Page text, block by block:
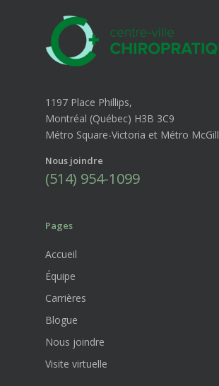
1197 Place Phillips,
Montréal (Québec) H3B 3C9
Métro Square-Victoria et Métro McGill
Nous joindre
(514) 954-1099
Pages
Accueil
Équipe
Carrières
Blogue
Nous joindre
Visite virtuelle